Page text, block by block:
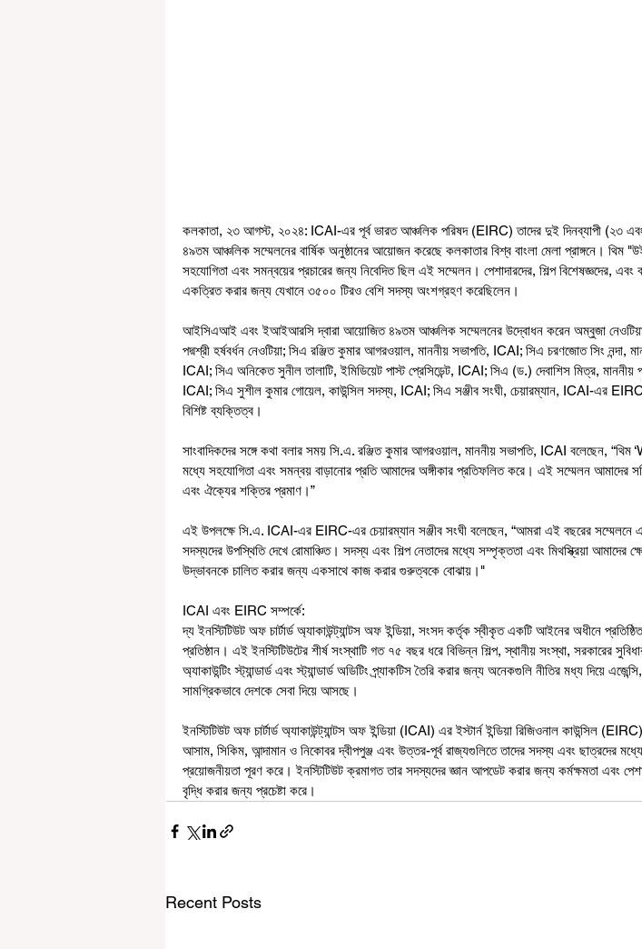
কলকাতা, ২৩ আগস্ট, ২০২৪: ICAI-এর পূর্ব ভারত আঞ্চলিক পরিষদ (EIRC) তাদের দুই দিনব্যাপী (২৩
৪৯তম আঞ্চলিক সম্মেলনের বার্ষিক অনুষ্ঠানের আয়োজন করেছে কলকাতার বিশ্ব বাংলা মেলা প্রাঙ্গনে। থিম
সহযোগিতা এবং সমন্বয়ের প্রচারের জন্য নিবেদিত ছিল এই সম্মেলন। পেশাদারদের, শিল্প বিশেষজ্ঞদের, এবং
একত্রিত করার জন্য যেখানে ৩৫০০ টিরও বেশি সদস্য অংশগ্রহণ করেছিলেন।
আইসিএআই এবং ইআইআরসি দ্বারা আয়োজিত ৪৯তম আঞ্চলিক সম্মেলনের উদ্বোধন করেন অম্বুজা নেওটিয়া
পদ্মশ্রী হর্ষবর্ধন নেওটিয়া; সিএ রঞ্জিত কুমার আগরওয়াল, মাননীয় সভাপতি, ICAI; সিএ চরণজোত সিং নন্দা,
ICAI; সিএ অনিকেত সুনীল তালাটি, ইমিডিয়েট পাস্ট প্রেসিডেন্ট, ICAI; সিএ (ড.) দেবাশিস মিত্র, মাননীয়
ICAI; সিএ সুশীল কুমার গোয়েল, কাউন্সিল সদস্য, ICAI; সিএ সঞ্জীব সংঘী, চেয়ারম্যান, ICAI-এর
বিশিষ্ট ব্যক্তিত্ব।
সাংবাদিকদের সঙ্গে কথা বলার সময় সি.এ. রঞ্জিত কুমার আগরওয়াল, মাননীয় সভাপতি, ICAI বলেছেন, “থিম
মধ্যে সহযোগিতা এবং সমন্বয় বাড়ানোর প্রতি আমাদের অঙ্গীকার প্রতিফলিত করে। এই সম্মেলন আমাদের
এবং ঐক্যের শক্তির প্রমাণ।”
এই উপলক্ষে সি.এ. ICAI-এর EIRC-এর চেয়ারম্যান সঞ্জীব সংঘী বলেছেন, “আমরা এই বছরের সম্মেলনে
সদস্যদের উপস্থিতি দেখে রোমাঞ্চিত। সদস্য এবং শিল্প নেতাদের মধ্যে সম্পৃক্ততা এবং মিথস্ক্রিয়া আমাদের
উদ্ভাবনকে চালিত করার জন্য একসাথে কাজ করার গুরুত্বকে বোঝায়।"
ICAI এবং EIRC সম্পর্কে:
দ্য ইনস্টিটিউট অফ চার্টার্ড অ্যাকাউন্ট্যান্টস অফ ইন্ডিয়া, সংসদ কর্তৃক স্বীকৃত একটি আইনের অধীনে
প্রতিষ্ঠান। এই ইনস্টিটিউটের শীর্ষ সংস্থাটি গত ৭৫ বছর ধরে বিভিন্ন শিল্প, স্থানীয় সংস্থা, সরকারের
অ্যাকাউন্টিং স্ট্যান্ডার্ড এবং স্ট্যান্ডার্ড অডিটিং প্র্যাকটিস তৈরি করার জন্য অনেকগুলি নীতির মধ্য দিয়ে
সামগ্রিকভাবে দেশকে সেবা দিয়ে আসছে।
ইনস্টিটিউট অফ চার্টার্ড অ্যাকাউন্ট্যান্টস অফ ইন্ডিয়া (ICAI) এর ইস্টার্ন ইন্ডিয়া রিজিওনাল কাউন্সিল
আসাম, সিকিম, আন্দামান ও নিকোবর দ্বীপপুঞ্জ এবং উত্তর-পূর্ব রাজ্যগুলিতে তাদের সদস্য এবং ছাত্রদের মধ্যে
প্রয়োজনীয়তা পূরণ করে। ইনস্টিটিউট ক্রমাগত তার সদস্যদের জ্ঞান আপডেট করার জন্য কর্মক্ষমতা এবং
বৃদ্ধি করার জন্য প্রচেষ্টা করে।
Recent Posts